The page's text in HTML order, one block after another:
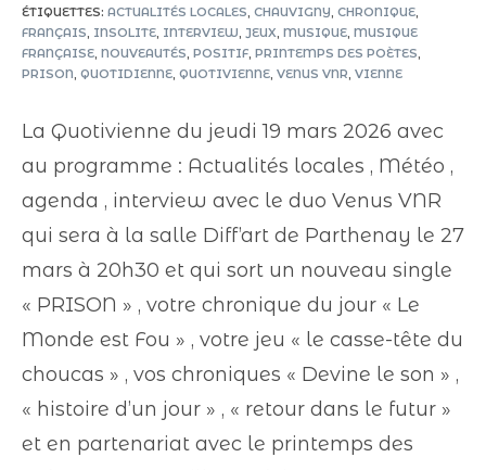
ÉTIQUETTES: ACTUALITÉS LOCALES, CHAUVIGNY, CHRONIQUE,
FRANÇAIS, INSOLITE, INTERVIEW, JEUX, MUSIQUE, MUSIQUE
FRANÇAISE, NOUVEAUTÉS, POSITIF, PRINTEMPS DES POÈTES,
PRISON, QUOTIDIENNE, QUOTIVIENNE, VENUS VNR, VIENNE
La Quotivienne du jeudi 19 mars 2026 avec
au programme : Actualités locales , Météo ,
agenda , interview avec le duo Venus VNR
qui sera à la salle Diff’art de Parthenay le 27
mars à 20h30 et qui sort un nouveau single
« PRISON » , votre chronique du jour « Le
Monde est Fou » , votre jeu « le casse-tête du
choucas » , vos chroniques « Devine le son » ,
« histoire d’un jour » , « retour dans le futur »
et en partenariat avec le printemps des